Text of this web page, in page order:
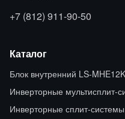
+7 (812) 911-90-50
Каталог
Блок внутренний LS-
Инверторные мультисплит-
Инверторные сплит-системы